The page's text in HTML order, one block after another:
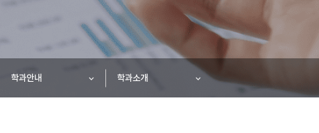
학과안내 학과소개